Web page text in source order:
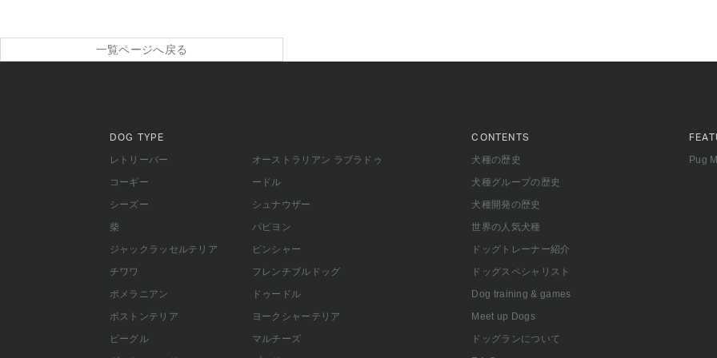
一覧ページへ戻る
DOG TYPE
レトリーバー
コーギー
シーズー
柴
ジャックラッセルテリア
チワワ
ポメラニアン
ボストンテリア
ビーグル
オーストラリアン ラブラドゥ
ードル
シュナウザー
パピヨン
ピンシャー
フレンチブルドッグ
ドゥードル
ヨークシャーテリア
マルチーズ
CONTENTS
犬種の歴史
犬種グループの歴史
犬種開発の歴史
世界の人気犬種
ドッグトレーナー紹介
ドッグスペシャリスト
Dog training & games
Meet up Dogs
ドッグランについて
Pug